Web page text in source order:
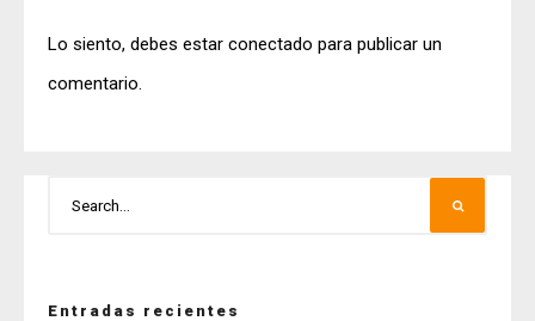
Lo siento, debes estar conectado para publicar un
comentario.
Entradas recientes